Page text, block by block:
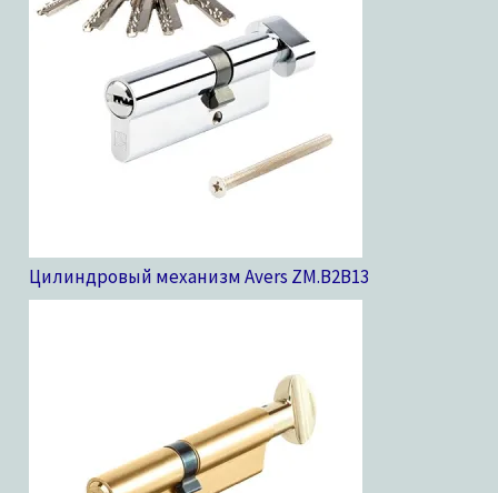
Цилиндровый механизм Avers ZM.B2B13